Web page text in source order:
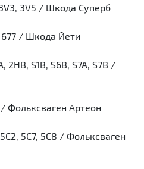
3V5 / Шкода Суперб
677 / Шкода Йети
S1B, S6B, S7A, S7B /
Фольксваген Артеон
5C7, 5C8 / Фольксваген